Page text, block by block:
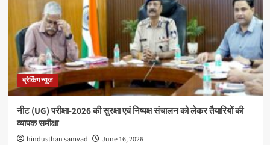
ब्रेकिंग न्यूज
नीट (UG) परीक्षा-2026 की सुरक्षा एवं निष्पक्ष संचालन को लेकर तैयारियों की
व्यापक समीक्षा
hindusthan samvad June 16, 2026